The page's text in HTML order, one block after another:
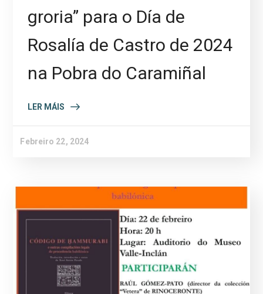
groria” para o Día de
Rosalía de Castro de 2024
na Pobra do Caramiñal
LER MÁIS
Febreiro 22, 2024